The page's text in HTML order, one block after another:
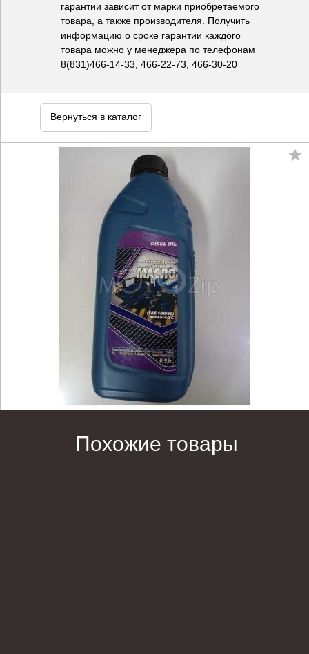
гарантии зависит от марки приобретаемого
товара, а также производителя. Получить
информацию о сроке гарантии каждого
товара можно у менеджера по телефонам
8(831)466-14-33, 466-22-73, 466-30-20
Вернуться в каталог
Похожие товары